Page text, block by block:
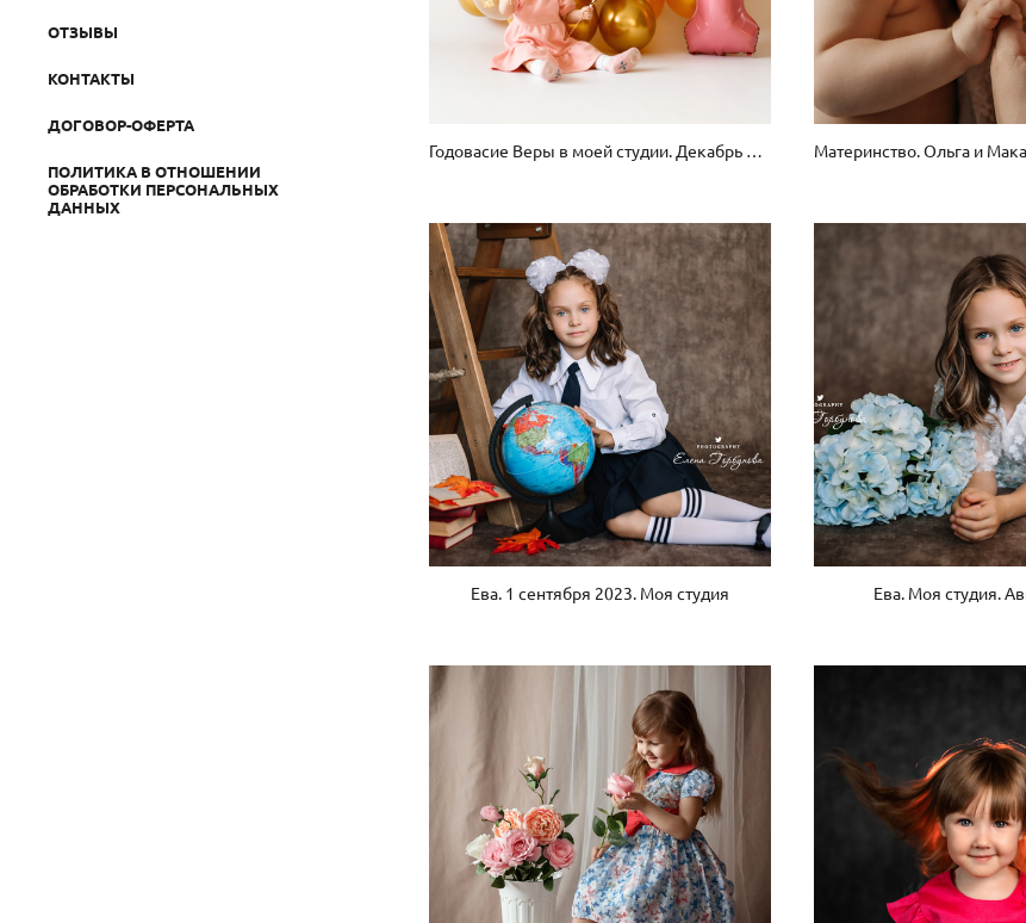
ОТЗЫВЫ
КОНТАКТЫ
ДОГОВОР-ОФЕРТА
ПОЛИТИКА В ОТНОШЕНИИ
ОБРАБОТКИ ПЕРСОНАЛЬНЫХ
ДАННЫХ
Годовасие Веры в моей студии. Декабрь 2023
Ева. 1 сентября 2023. Моя студия Ева. Моя студия.